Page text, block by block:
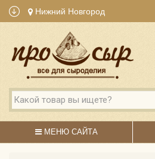
Нижний Новгород
МЕНЮ САЙТА